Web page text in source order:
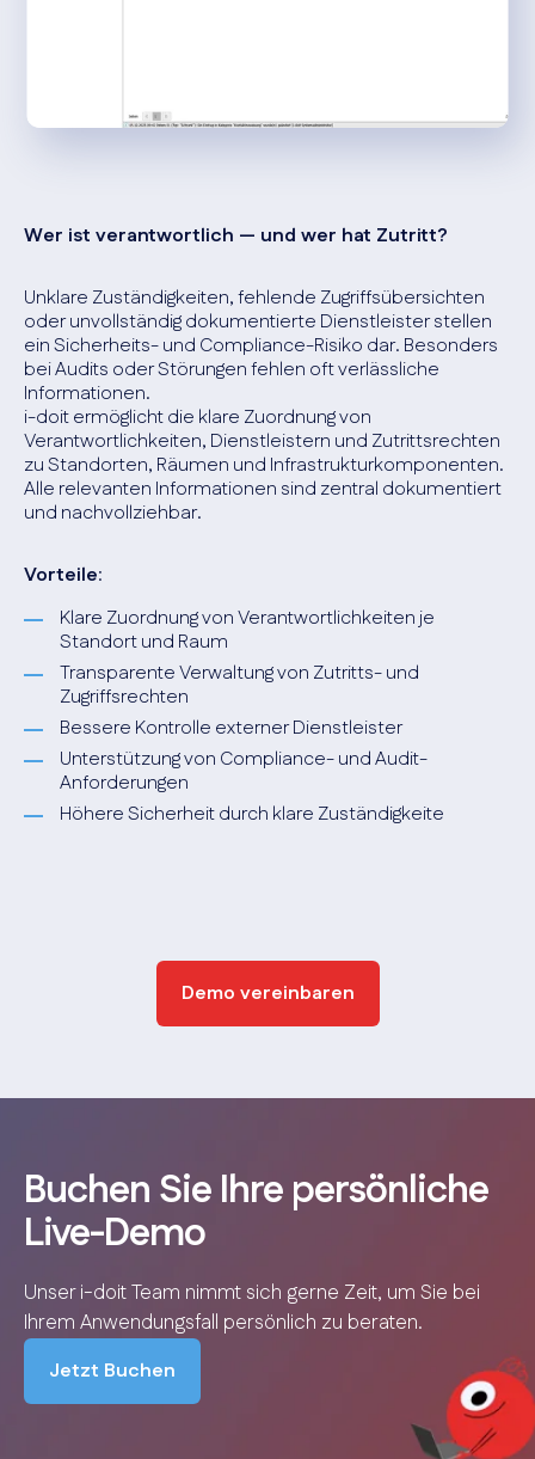
Wer ist verantwortlich — und wer hat Zutritt?
Unklare Zuständigkeiten, fehlende Zugriffsübersichten
oder unvollständig dokumentierte Dienstleister stellen
ein Sicherheits- und Compliance-Risiko dar. Besonders
bei Audits oder Störungen fehlen oft verlässliche
Informationen.
i-doit ermöglicht die klare Zuordnung von
Verantwortlichkeiten, Dienstleistern und Zutrittsrechten
zu Standorten, Räumen und Infrastrukturkomponenten.
Alle relevanten Informationen sind zentral dokumentiert
und nachvollziehbar.
Vorteile:
Klare Zuordnung von Verantwortlichkeiten je
Standort und Raum
Transparente Verwaltung von Zutritts- und
Zugriffsrechten
Bessere Kontrolle externer Dienstleister
Unterstützung von Compliance- und Audit-
Anforderungen
Höhere Sicherheit durch klare Zuständigkeite
Demo vereinbaren
Buchen Sie Ihre persönliche
Live-Demo
Unser i-doit Team nimmt sich gerne Zeit, um Sie bei
Ihrem Anwendungsfall persönlich zu beraten.
Jetzt Buchen